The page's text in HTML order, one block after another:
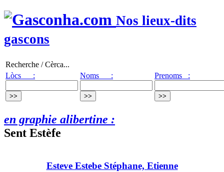
Nos lieux-dits
gascons
Recherche / Cèrca...
Lòcs :
Noms : Prenoms :
en graphie alibertine :
Sent Estèfe
Esteve Estebe Stéphane, Etienne